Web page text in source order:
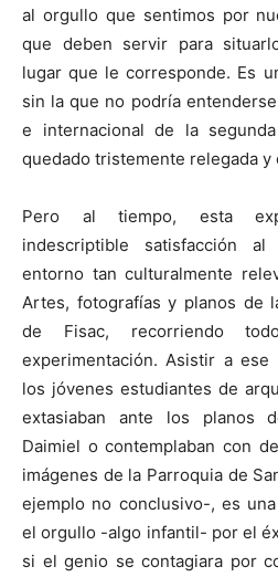
al orgullo que sentimos por
que deben servir para
lugar que le corresponde. Es
sin la que no podría
e internacional de la
quedado tristemente relegada y
Pero al tiempo, esta
indescriptible satisfacción
entorno tan culturalmente
Artes, fotografías y planos de
de Fisac, recorriendo
experimentación. Asistir a
los jóvenes estudiantes de
extasiaban ante los planos
Daimiel o contemplaban con
imágenes de la Parroquia de
ejemplo no conclusivo-, es
el orgullo -algo infantil- por el
si el genio se contagiara por